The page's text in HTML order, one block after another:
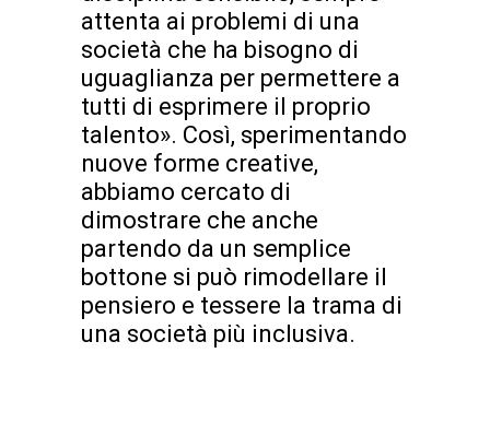
attenta ai problemi di una
società che ha bisogno di
uguaglianza per permettere a
tutti di esprimere il proprio
talento». Così, sperimentando
nuove forme creative,
abbiamo cercato di
dimostrare che anche
partendo da un semplice
bottone si può rimodellare il
pensiero e tessere la trama di
una società più inclusiva.